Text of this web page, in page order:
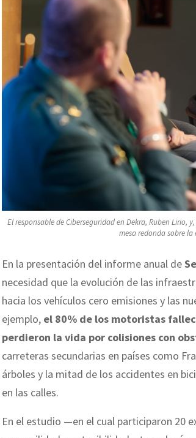
El responsable de Ciberseguridad en Dekra, Ruben Lirio,
mesa redonda sobre
En la presentación del informe anual de
necesidad que la evolución de las
hacia los vehículos cero emisiones y las
ejemplo, el 80% de los motoristas
perdieron la vida por colisiones con
carreteras secundarias en países como
árboles y la mitad de los accidentes en
en las calles.
En el estudio —en el cual participaron 20